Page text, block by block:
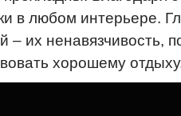
в любом интерьере.
– их ненавязчивость,
хорошему